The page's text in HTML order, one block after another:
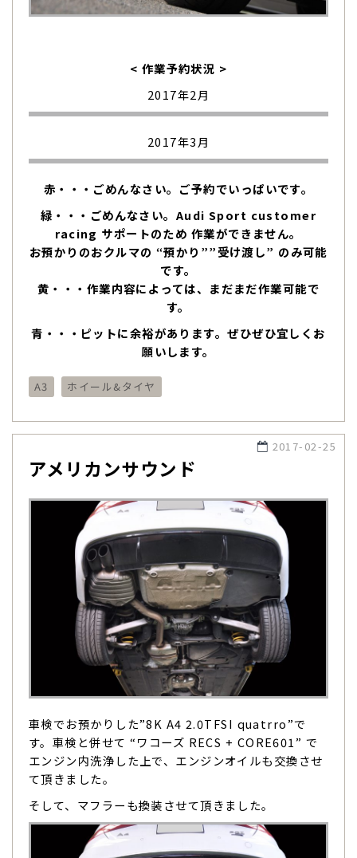
< 作業予約状況 >
2017年2月
2017年3月
赤・・・ごめんなさい。ご予約でいっぱいです。
緑・・・ごめんなさい。Audi Sport customer
racing サポートのため 作業ができません。
お預かりのおクルマの “預かり””受け渡し” のみ可能
です。
黄・・・作業内容によっては、まだまだ作業可能で
す。
青・・・ピットに余裕があります。ぜひぜひ宜しくお
願いします。
A3 ホイール&タイヤ
アメリカンサウンド
2017-02-25
車検でお預かりした”8K A4 2.0TFSI quatrro”で
す。車検と併せて “ワコーズ RECS + CORE601” で
エンジン内洗浄した上で、エンジンオイルも交換させ
て頂きました。
そして、マフラーも換装させて頂きました。